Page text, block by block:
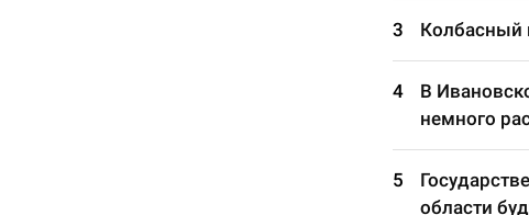
Колбасный
В
немного
области